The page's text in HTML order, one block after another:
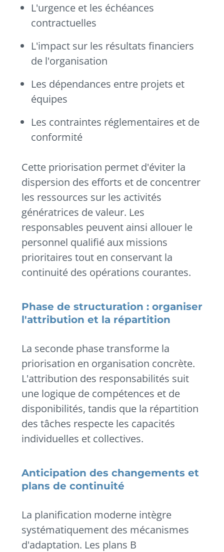
L'urgence et les échéances
contractuelles
L'impact sur les résultats financiers
de l'organisation
Les dépendances entre projets et
équipes
Les contraintes réglementaires et de
conformité
Cette priorisation permet d'éviter la
dispersion des efforts et de concentrer
les ressources sur les activités
génératrices de valeur. Les
responsables peuvent ainsi allouer le
personnel qualifié aux missions
prioritaires tout en conservant la
continuité des opérations courantes.
Phase de structuration : organiser
l'attribution et la répartition
La seconde phase transforme la
priorisation en organisation concrète.
L'attribution des responsabilités suit
une logique de compétences et de
disponibilités, tandis que la répartition
des tâches respecte les capacités
individuelles et collectives.
Anticipation des changements et
plans de continuité
La planification moderne intègre
systématiquement des mécanismes
d'adaptation. Les plans B